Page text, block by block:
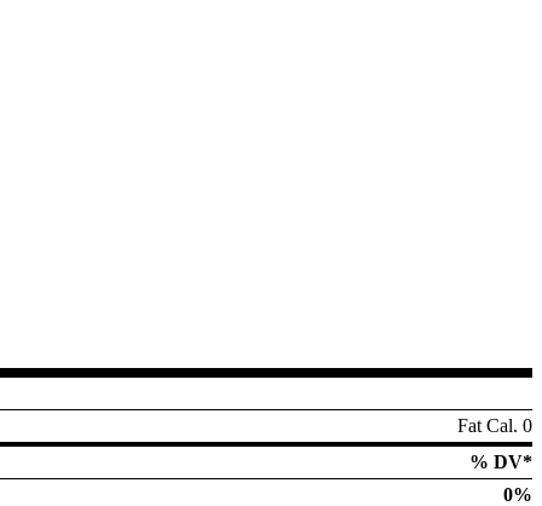
Fat Cal. 0
% DV*
0%